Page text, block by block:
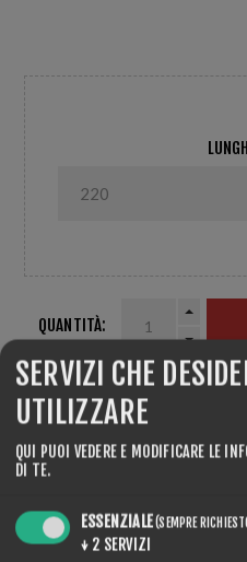
QUANTITÀ:
CONDIVIDERE:
SERVIZI CHE
UTILIZZARE
QUI PUOI VEDERE E MODIFICARE LE
DI TE.
ESSENZIALE(SEMPRE
↓ 2 SERVIZI